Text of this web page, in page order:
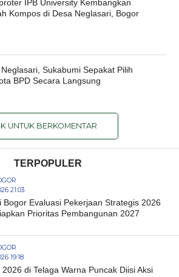
IPB University Kembangkan
Kompos di Desa Neglasari, Bogor
Sukabumi Sepakat Pilih
BPD Secara Langsung
UNTUK BERKOMENTAR
TERPOPULER
21:03
Bogor Evaluasi Pekerjaan Strategis 2026
Prioritas Pembangunan 2027
19:18
2026 di Telaga Warna Puncak Diisi Aksi